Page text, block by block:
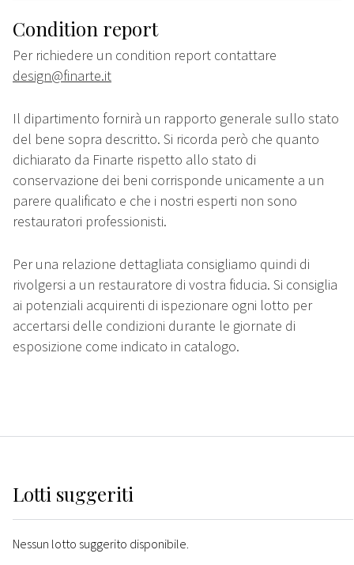
Condition report
Per richiedere un condition report contattare
design@finarte.it
Il dipartimento fornirà un rapporto generale sullo stato
del bene sopra descritto. Si ricorda però che quanto
dichiarato da Finarte rispetto allo stato di
conservazione dei beni corrisponde unicamente a un
parere qualificato e che i nostri esperti non sono
restauratori professionisti.
Per una relazione dettagliata consigliamo quindi di
rivolgersi a un restauratore di vostra fiducia. Si consiglia
ai potenziali acquirenti di ispezionare ogni lotto per
accertarsi delle condizioni durante le giornate di
esposizione come indicato in catalogo.
Lotti suggeriti
Nessun lotto suggerito disponibile.